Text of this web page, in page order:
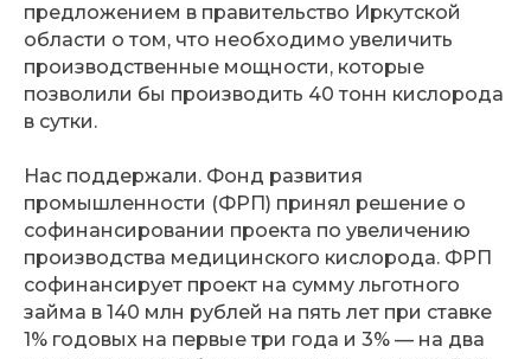
предложением в правительство Иркутской
области о том, что необходимо увеличить
производственные мощности, которые
позволили бы производить 40 тонн кислорода
в сутки.
Нас поддержали. Фонд развития
промышленности (ФРП) принял решение о
софинансировании проекта по увеличению
производства медицинского кислорода. ФРП
софинансирует проект на сумму льготного
займа в 140 млн рублей на пять лет при ставке
1% годовых на первые три года и 3% — на два